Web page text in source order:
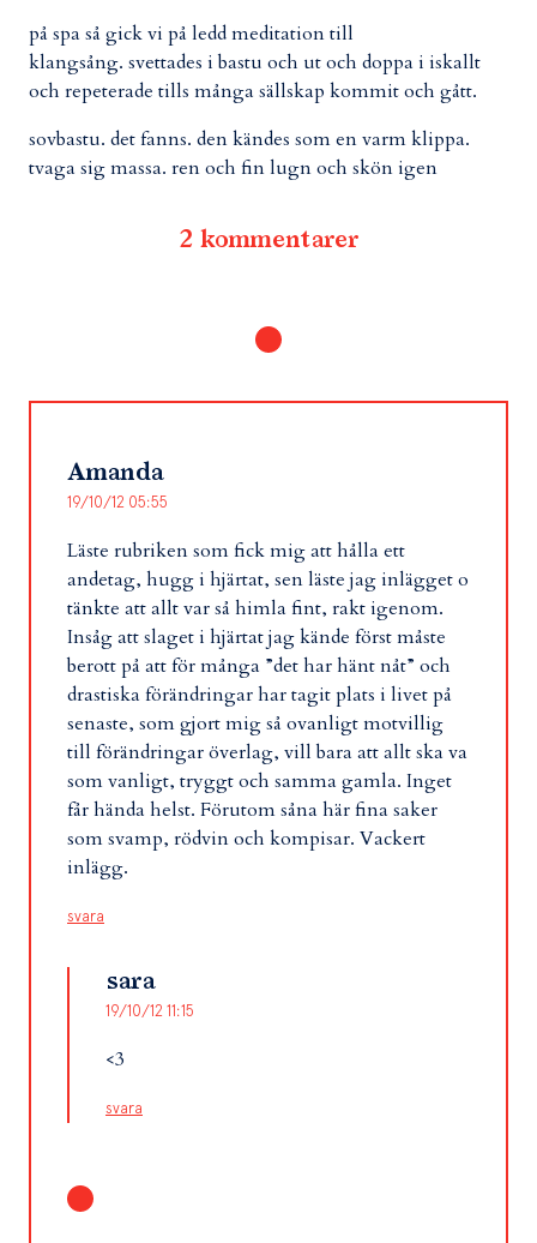
på spa så gick vi på ledd meditation till
klangsång. svettades i bastu och ut och doppa i iskallt
och repeterade tills många sällskap kommit och gått.
sovbastu. det fanns. den kändes som en varm klippa.
tvaga sig massa. ren och fin lugn och skönigen
2 kommentarer
Amanda
19/10/12 05:55
Läste rubriken som fick mig att hålla ett
andetag, hugg i hjärtat, sen läste jag inlägget o
tänkte att allt var så himla fint, rakt igenom.
Insåg att slaget i hjärtat jag kände först måste
berott på att för många ”det har hänt nåt” och
drastiska förändringar har tagit plats i livet på
senaste, som gjort mig så ovanligt motvillig
till förändringar överlag, vill bara att allt ska va
som vanligt, tryggt och samma gamla. Inget
får hända helst. Förutom såna här fina saker
som svamp, rödvin och kompisar. Vackert
inlägg.
svara
sara
19/10/12 11:15
<3
svara